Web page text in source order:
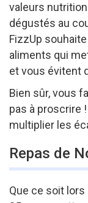
valeurs
dégustés au
FizzUp
aliments qui
et vous évitent
Bien sûr, vous
pas à proscrire
multiplier les
Repas de
Que ce soit